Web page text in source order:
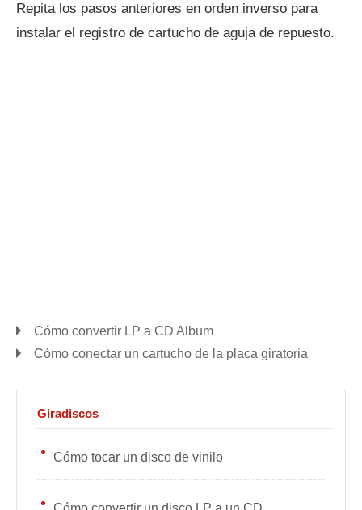
Repita los pasos anteriores en orden inverso para
instalar el registro de cartucho de aguja de repuesto.
Cómo convertir LP a CD Album
Cómo conectar un cartucho de la placa giratoria
Giradiscos
Cómo tocar un disco de vinilo